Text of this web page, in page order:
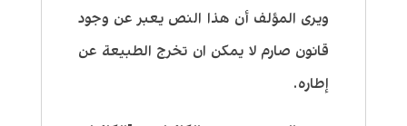
ويرى المؤلف أن هذا النص يعبر عن وجود
قانون صارم لا يمكن ان تخرج الطبيعة عن
إطاره.